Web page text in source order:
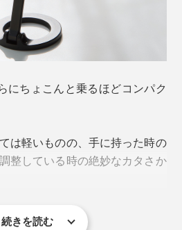
対応のワイヤレス充電器が、
ジェットを装着したまま、さら
ジェットスタンド」です。
にちょこんと乗るほどコンパク
は軽いものの、手に持った時の
整している時の絶妙なカタさか
続きを読む